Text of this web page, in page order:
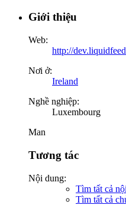
Giới thiệu
Web:
http://
Nơi ở:
Ireland
Nghề nghiệp:
Luxembourg
Man
Tương tác
Nội dung:
Tìm tất cả
Tìm tất cả